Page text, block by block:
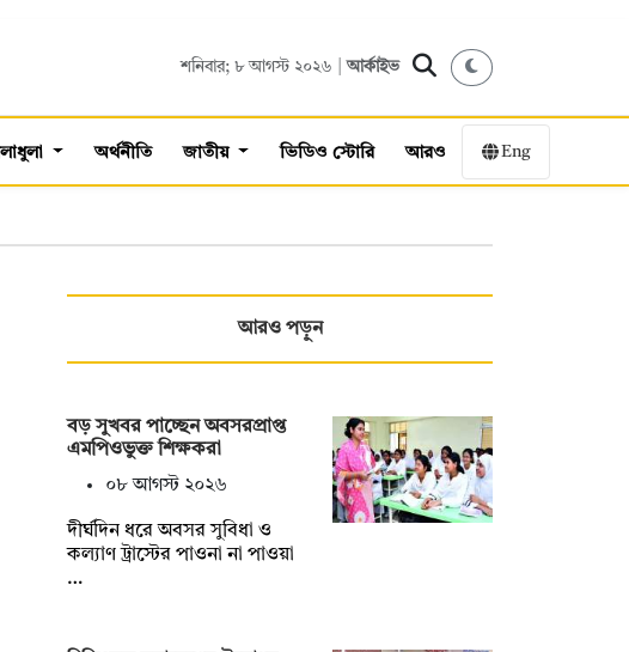
শনিবার; ৮ আগস্ট ২০২৬ |আর্কাইভ
অর্থনীতি জাতীয় ভিডিও স্টোরি আরও Eng
আরও পড়ুন
বড় সুখবর পাচ্ছেন অবসরপ্রাপ্ত
এমপিওভুক্ত শিক্ষকরা
০৮ আগস্ট ২০২৬
দীর্ঘদিন ধরে অবসর সুবিধা ও
কল্যাণ ট্রাস্টের পাওনা না পাওয়া
…